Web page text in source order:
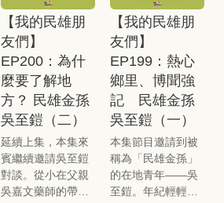
【我的民雄朋
友們】
EP200：為什
麼要了解地
方？ 民雄金孫
吳至鎧（二）
延續上集，本集來
賓繼續邀請吳至鎧
對談。從小在父親
吳嘉文藥師的帶領
【我的民雄朋
友們】
EP199：熱心
鄉里、博聞強
記 民雄金孫
吳至鎧（一）
本集節目邀請到被
稱為「民雄金孫」
的在地青年——吳
至鎧。年紀輕輕的